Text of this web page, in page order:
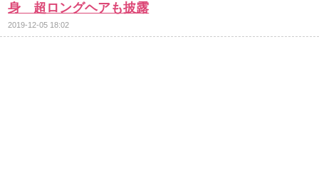
身 超ロングヘアも披露
2019-12-05 18:02